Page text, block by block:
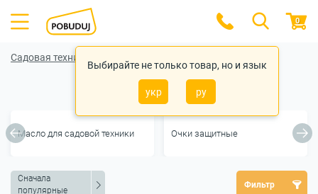
Выбирайте не только товар, но и язык
укр ру
0
Садовая техника
Бензопилы
Масло для садовой техники Очки защитные
Сначала
популярные
Фильтр